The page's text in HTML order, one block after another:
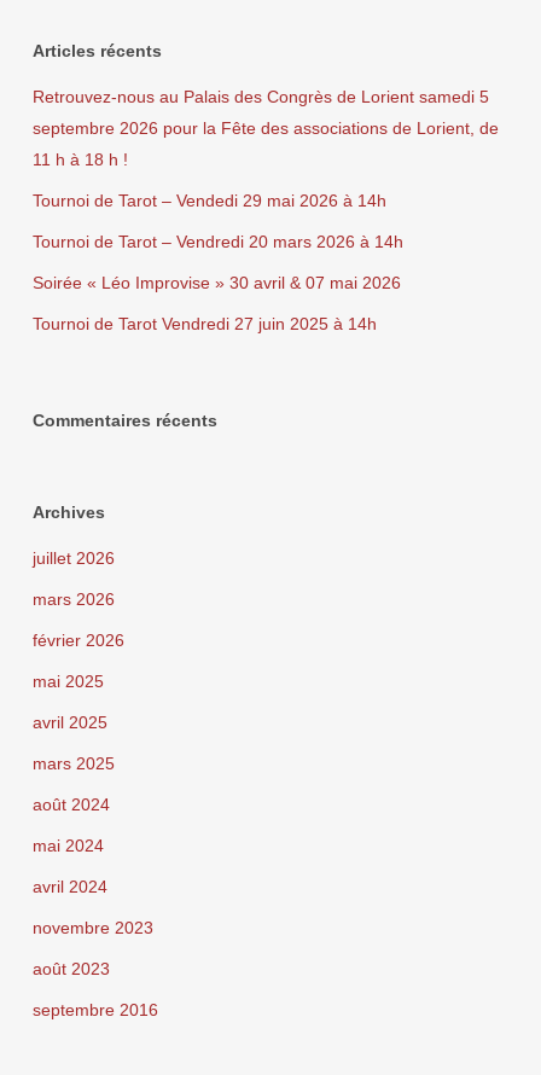
Articles récents
Retrouvez-nous au Palais des Congrès de Lorient samedi 5
septembre 2026 pour la Fête des associations de Lorient, de
11 h à 18 h !
Tournoi de Tarot – Vendedi 29 mai 2026 à 14h
Tournoi de Tarot – Vendredi 20 mars 2026 à 14h
Soirée « Léo Improvise » 30 avril & 07 mai 2026
Tournoi de Tarot Vendredi 27 juin 2025 à 14h
Commentaires récents
Archives
juillet 2026
mars 2026
février 2026
mai 2025
avril 2025
mars 2025
août 2024
mai 2024
avril 2024
novembre 2023
août 2023
septembre 2016